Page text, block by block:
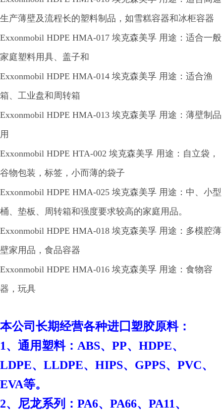
生产薄壁及流程长的塑料制品，如雪糕容器和冰柜容器
Exxonmobil HDPE HMA-017 埃克森美孚 用途：适合一般
家庭塑料用具、盖子和
Exxonmobil HDPE HMA-014 埃克森美孚 用途：适合渔
箱、工业盘和周转箱
Exxonmobil HDPE HMA-013 埃克森美孚 用途：薄壁制品
用
Exxonmobil HDPE HTA-002 埃克森美孚 用途：自立袋，
谷物包装，标签，小而薄的袋子
Exxonmobil HDPE HMA-025 埃克森美孚 用途：中、小型
桶、垫板、周转箱和强度要求较高的家庭用品。
Exxonmobil HDPE HMA-018 埃克森美孚 用途：多模腔薄
壁家用品，食品容器
Exxonmobil HDPE HMA-016 埃克森美孚 用途：食物容
器，玩具
本公司长期经营各种进囗塑胶原料：
1、通用塑料：ABS、PP、HDPE、
LDPE、LLDPE、HIPS、GPPS、PVC、
EVA等。
2、尼龙系列：PA6、PA66、PA11、